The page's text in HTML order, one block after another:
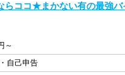
らココ★まかない有の最強バ
～
自己申告